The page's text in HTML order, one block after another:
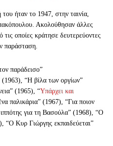
του ήταν το 1947, στην ταινία,
Ακολούθησαν άλλες
τις οποίες κράτησε δευτερεύοντες
παράσταση.
παράδεισο”
“Η βίλα των οργίων”
(1965), “Υπάρχει και
παλικάρια” (1967), “Για ποιον
για τη Βασούλα” (1968), “Ο
“Ο Κυρ Γιώργης εκπαιδεύεται”